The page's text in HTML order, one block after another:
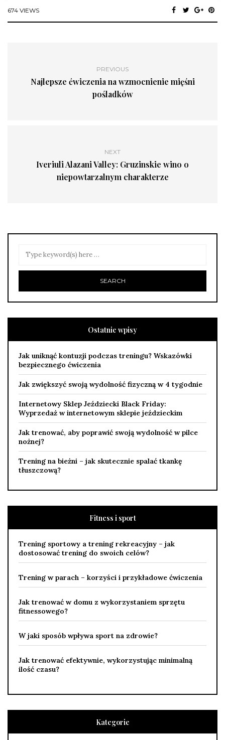
674 VIEWS
PREVIOUS
Najlepsze ćwiczenia na wzmocnienie mięśni
pośladków
NEXT
Iveriuli Alazani Valley: Gruzinskie wino o
niepowtarzalnym charakterze
Ostatnie wpisy
Jak uniknąć kontuzji podczas treningu? Wskazówki
bezpiecznego ćwiczenia
Jak zwiększyć swoją wydolność fizyczną w 4 tygodnie
Internetowy Sklep Jeździecki Black Friday:
Wyprzedaż w internetowym sklepie jeździeckim
Jak trenować, aby poprawić swoją wydolność w pilce
nożnej?
Trening na bieżni – jak skutecznie spalać tkankę
tłuszczową?
Fitness i sport
Trening sportowy a trening rekreacyjny – jak
dostosować trening do swoich celów?
Trening w parach – korzyści i przykładowe ćwiczenia
Jak trenować w domu z wykorzystaniem sprzętu
fitnessowego?
W jaki sposób wpływa sport na zdrowie?
Jak trenować efektywnie, wykorzystując minimalną
ilość czasu?
Kategorie